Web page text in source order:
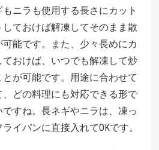
ニラも使用する長さにカット
ておけば解凍してそのまま散
能です。また、少々長めにカ
おけば、いつでも解凍して炒
が可能です。用途に合わせて
どの料理にも対応できる形で
すね。長ネギやニラは、凍っ
イパンに直接入れてOKです。